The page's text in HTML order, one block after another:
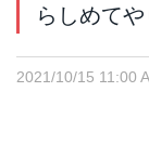
らしめてや
2021/10/15 11:00